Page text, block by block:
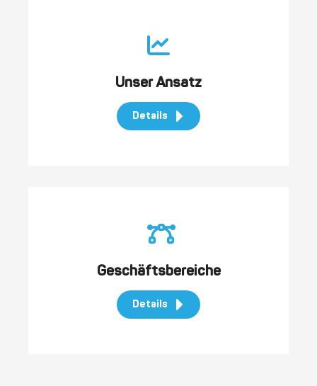
Unser Ansatz
Details
Geschäftsbereiche
Details